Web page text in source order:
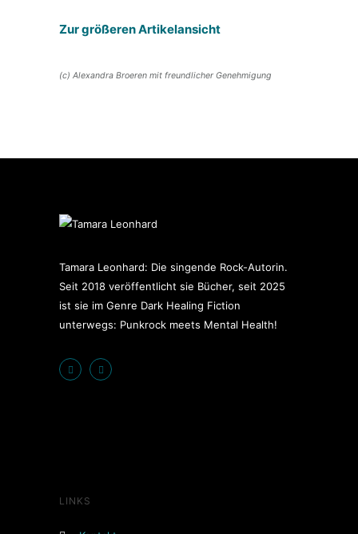
Zur größeren Artikelansicht
(c) Alexandra Broeren mit freundlicher Genehmigung
Tamara Leonhard: Die singende Rock-Autorin.
Seit 2018 veröffentlicht sie Bücher, seit 2025
ist sie im Genre Dark Healing Fiction
unterwegs: Punkrock meets Mental Health!
LINKS